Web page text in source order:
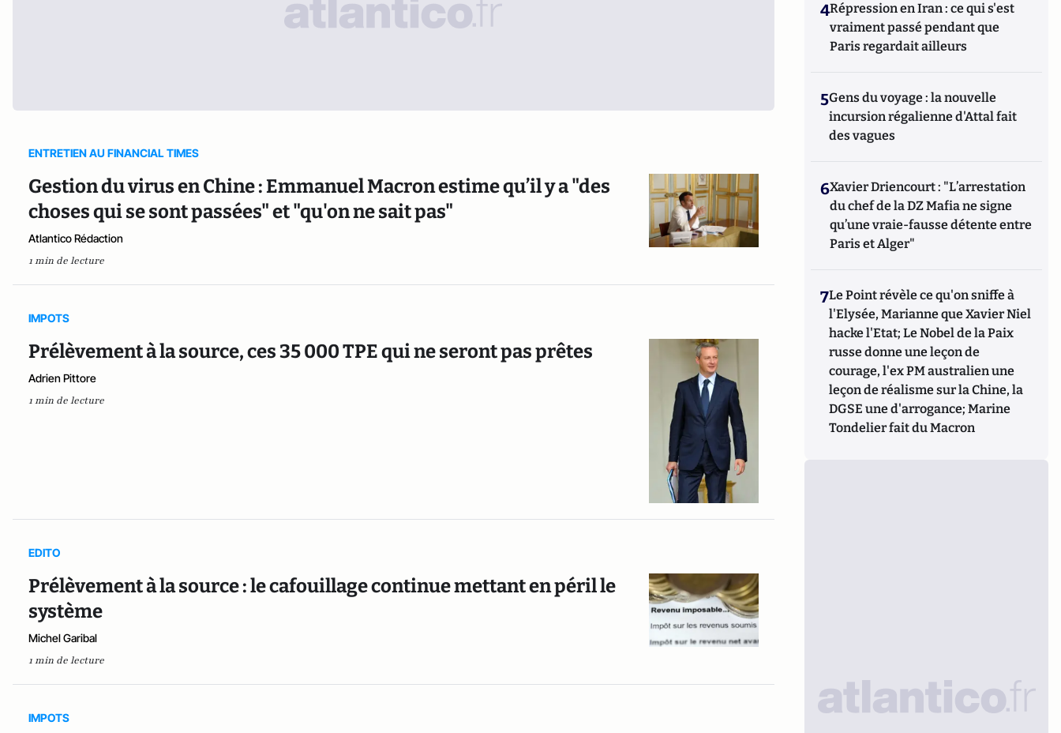
ENTRETIEN AU FINANCIAL TIMES
Gestion du virus en Chine : Emmanuel Macron estime qu’il y a "des
choses qui se sont passées" et "qu'on ne sait pas"
Atlantico Rédaction
1 min de lecture
IMPOTS
Prélèvement à la source, ces 35 000 TPE qui ne seront pas prêtes
Adrien Pittore
1 min de lecture
EDITO
Prélèvement à la source : le cafouillage continue mettant en péril le
système
Michel Garibal
1 min de lecture
IMPOTS
4Répression en Iran : ce qui s'est
vraiment passé pendant que
Paris regardait ailleurs
5Gens du voyage : la nouvelle
incursion régalienne d'Attal fait
des vagues
6Xavier Driencourt : "L’arrestation
du chef de la DZ Mafia ne signe
qu’une vraie-fausse détente entre
Paris et Alger"
7Le Point révèle ce qu'on sniffe à
l'Elysée, Marianne que Xavier Niel
hacke l'Etat; Le Nobel de la Paix
russe donne une leçon de
courage, l'ex PM australien une
leçon de réalisme sur la Chine, la
DGSE une d'arrogance; Marine
Tondelier fait du Macron